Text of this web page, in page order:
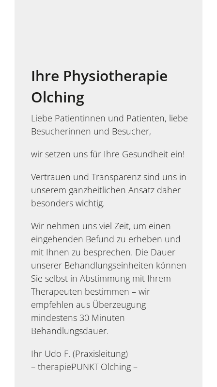
Ihre Physiotherapie
Olching
Liebe Patientinnen und Patienten, liebe
Besucherinnen und Besucher,
wir setzen uns für Ihre Gesundheit ein!
Vertrauen und Transparenz sind uns in
unserem ganzheitlichen Ansatz daher
besonders wichtig.
Wir nehmen uns viel Zeit, um einen
eingehenden Befund zu erheben und
mit Ihnen zu besprechen. Die Dauer
unserer Behandlungseinheiten können
Sie selbst in Abstimmung mit Ihrem
Therapeuten bestimmen – wir
empfehlen aus Überzeugung
mindestens 30 Minuten
Behandlungsdauer.
Ihr Udo F. (Praxisleitung)
– therapiePUNKT Olching –